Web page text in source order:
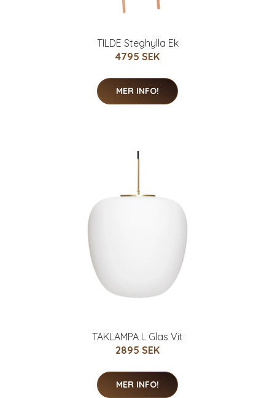
TILDE Steghylla Ek
4795 SEK
MER INFO!
TAKLAMPA L Glas Vit
2895 SEK
MER INFO!